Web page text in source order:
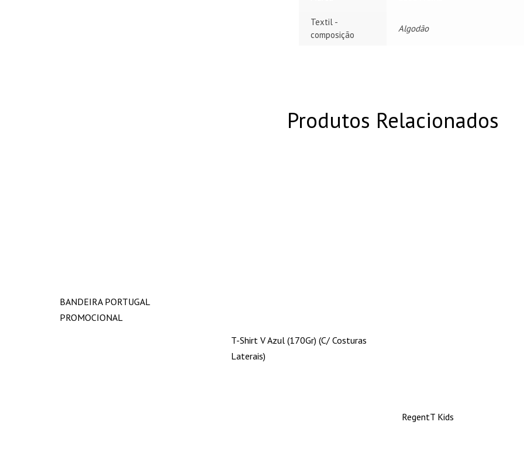
Textil -
composição
Algodão
Produtos Relacionados
BANDEIRA PORTUGAL
PROMOCIONAL
T-Shirt V Azul (170Gr) (C/ Costuras
Laterais)
RegentT Kids